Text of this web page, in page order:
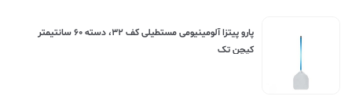
پارو پیتزا آلومینیومی مستطیلی کف ۳۲، دسته ۶۰ سانتیمتر
کیچن تک